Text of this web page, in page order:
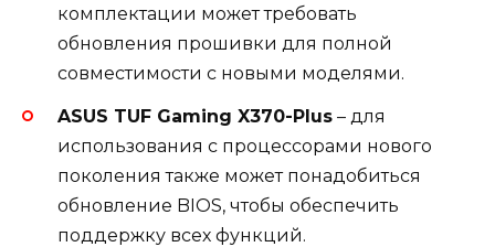
комплектации может требовать
обновления прошивки для полной
совместимости с новыми моделями.
ASUS TUF Gaming X370-Plus – для
использования с процессорами нового
поколения также может понадобиться
обновление BIOS, чтобы обеспечить
поддержку всех функций.